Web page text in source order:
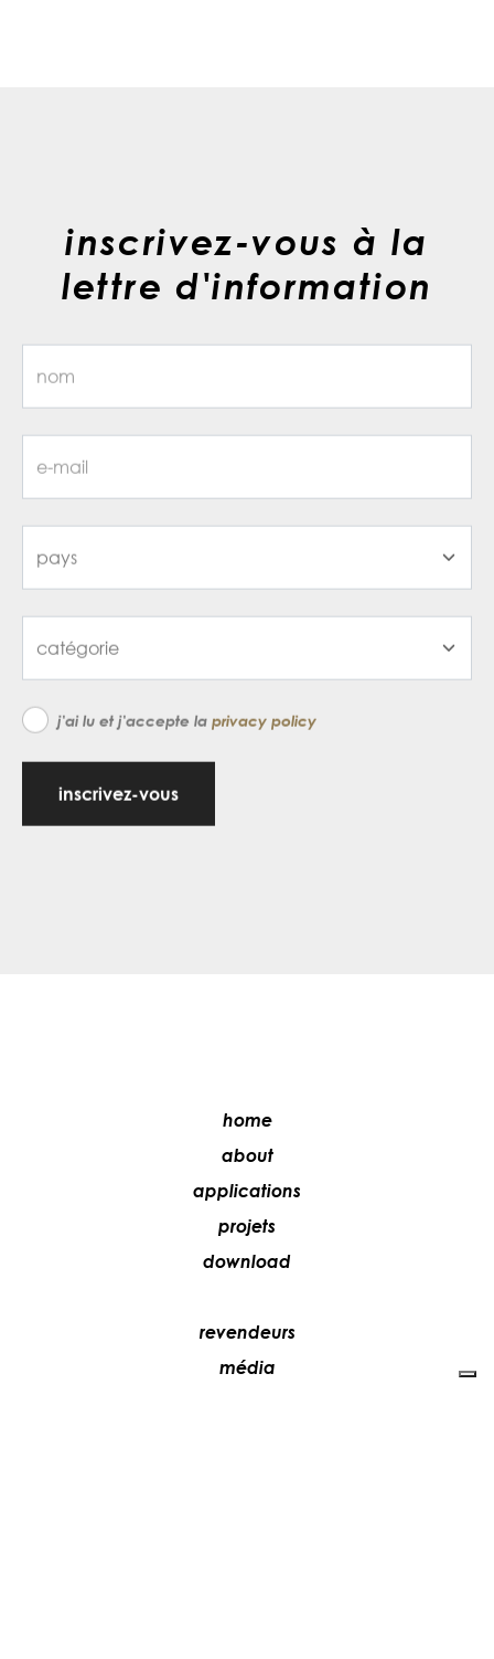
inscrivez-vous à la
lettre d'information
j'ai lu et j'accepte la privacy policy
inscrivez-vous
home
about
applications
projets
download
revendeurs
média